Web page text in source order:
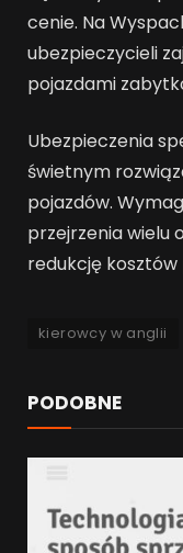
cenie. Na
ubezpieczycieli
pojazdami
Ubezpieczenia
świetnym
pojazdów.
przejrzenia wielu
redukcję kosztów
kierowcy w anglii
PODOBNE